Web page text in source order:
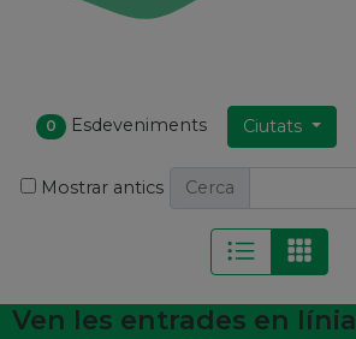
0 Esdeveniments Ciutats
Mostrar antics Cerca
Ven les entrades en